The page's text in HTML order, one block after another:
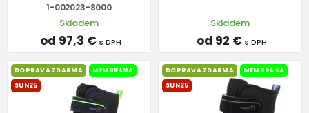
1-002023-8000
Skladem
od 97,3 € s DPH
Skladem
od 92 € s DPH
DOPRAVA ZDARMA
MEMBRÁNA
SUN25
DOPRAVA ZDARMA
MEMBRÁNA
SUN25